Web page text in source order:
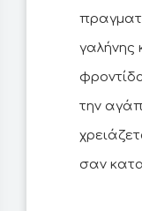
γαλήνης
την
σαν